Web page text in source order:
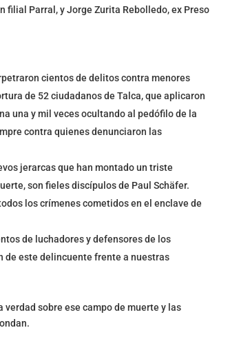
filial Parral, y Jorge Zurita Rebolledo, ex Preso
cientos de delitos contra menores
de 52 ciudadanos de Talca, que aplicaron
una y mil veces ocultando al pedófilo de la
contra quienes denunciaron las
jerarcas que han montado un triste
son fieles discípulos de Paul Schäfer.
los crímenes cometidos en el enclave de
de luchadores y defensores de los
de este delincuente frente a nuestras
sobre ese campo de muerte y las